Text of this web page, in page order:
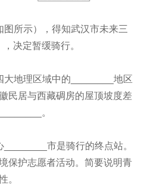
图所示），得知武汉市未来三
决定暂缓骑行。
大地理区域中的________地区
民居与西藏碉房的屋顶坡度差
。
________市是骑行的终点站。
保护志愿者活动。简要说明青
。